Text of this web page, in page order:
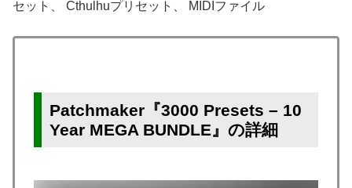
セット、 Cthulhuプリセット、 MIDIファイル
Patchmaker『3000 Presets – 10
Year MEGA BUNDLE』の詳細